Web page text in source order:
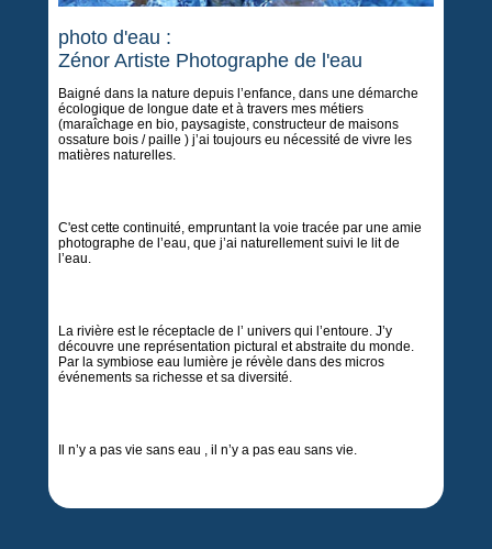
photo d'eau :
Zénor Artiste Photographe de l'eau
Baigné dans la nature depuis l’enfance, dans une démarche
écologique de longue date et à travers mes métiers
(maraîchage en bio, paysagiste, constructeur de maisons
ossature bois / paille ) j’ai toujours eu nécessité de vivre les
matières naturelles.
C'est cette continuité, empruntant la voie tracée par une amie
photographe de l’eau, que j’ai naturellement suivi le lit de
l’eau.
La rivière est le réceptacle de l’ univers qui l’entoure. J’y
découvre une représentation pictural et abstraite du monde.
Par la symbiose eau lumière je révèle dans des micros
événements sa richesse et sa diversité.
Il n’y a pas vie sans eau , il n’y a pas eau sans vie.